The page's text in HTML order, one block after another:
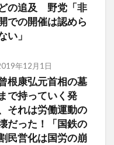
の追及 野党「非
での開催は認めら
い」
年12月1日
根康弘元首相の墓
で持っていく発
それは労働運動の
だった！「国鉄の
民営化は国労の崩